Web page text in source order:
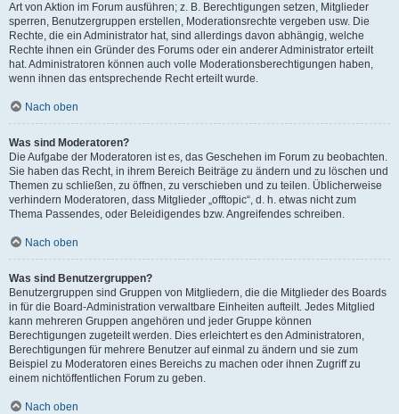
Art von Aktion im Forum ausführen; z. B. Berechtigungen setzen, Mitglieder
sperren, Benutzergruppen erstellen, Moderationsrechte vergeben usw. Die
Rechte, die ein Administrator hat, sind allerdings davon abhängig, welche
Rechte ihnen ein Gründer des Forums oder ein anderer Administrator erteilt
hat. Administratoren können auch volle Moderationsberechtigungen haben,
wenn ihnen das entsprechende Recht erteilt wurde.
Nach oben
Was sind Moderatoren?
Die Aufgabe der Moderatoren ist es, das Geschehen im Forum zu beobachten.
Sie haben das Recht, in ihrem Bereich Beiträge zu ändern und zu löschen und
Themen zu schließen, zu öffnen, zu verschieben und zu teilen. Üblicherweise
verhindern Moderatoren, dass Mitglieder „offtopic“, d. h. etwas nicht zum
Thema Passendes, oder Beleidigendes bzw. Angreifendes schreiben.
Nach oben
Was sind Benutzergruppen?
Benutzergruppen sind Gruppen von Mitgliedern, die die Mitglieder des Boards
in für die Board-Administration verwaltbare Einheiten aufteilt. Jedes Mitglied
kann mehreren Gruppen angehören und jeder Gruppe können
Berechtigungen zugeteilt werden. Dies erleichtert es den Administratoren,
Berechtigungen für mehrere Benutzer auf einmal zu ändern und sie zum
Beispiel zu Moderatoren eines Bereichs zu machen oder ihnen Zugriff zu
einem nichtöffentlichen Forum zu geben.
Nach oben